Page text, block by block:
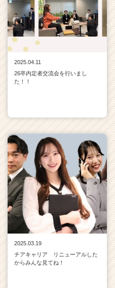
2025.04.11
26卒内定者交流会を行いまし
た！！
2025.03.19
チアキャリア リニューアルした
からみんな見てね！